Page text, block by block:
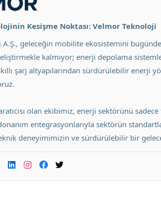
Kesişme Noktası: Velmor Teknoloji
A.Ş., geleceğin mobilite ekosistemini
kalmıyor; enerji depolama
şarj altyapılarından sürdürülebilir enerji
olan ekibimiz, enerji sektörünü
entegrasyonlarıyla sektörün
deneyimimizin ve sürdürülebilir bir